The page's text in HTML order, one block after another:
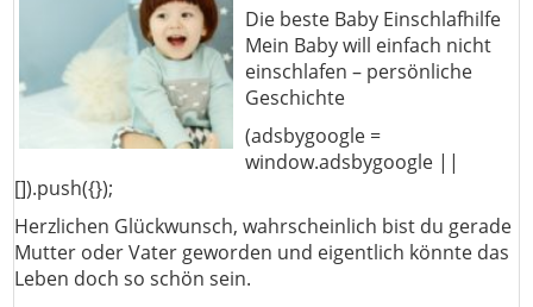
Die beste Baby Einschlafhilfe
Mein Baby will einfach nicht
einschlafen – persönliche
Geschichte
(adsbygoogle =
window.adsbygoogle ||
[]).push({});
Herzlichen Glückwunsch, wahrscheinlich bist du gerade
Mutter oder Vater geworden und eigentlich könnte das
Leben doch so schön sein.